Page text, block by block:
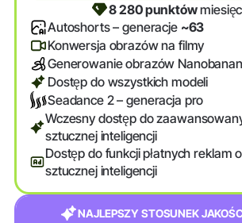
8 280 punktów
Autoshorts – generacje ~63
Konwersja obrazów na filmy
Generowanie obrazów
Dostęp do wszystkich modeli
Seadance 2 – generacja pro
Wczesny dostęp do
sztucznej inteligencji
Dostęp do funkcji płatnych reklam
sztucznej inteligencji
NAJLEPSZY STOSUNEK